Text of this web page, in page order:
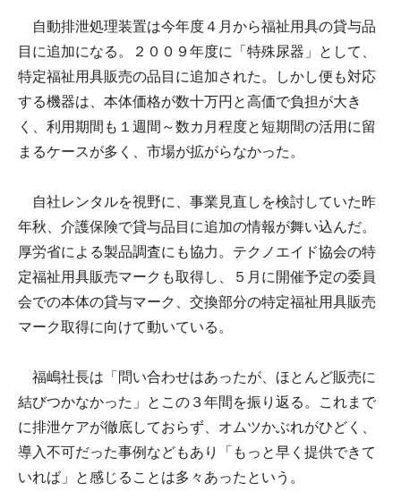
自動排泄処理装置は今年度４月から福祉用具の貸与品
目に追加になる。２００９年度に「特殊尿器」として、
特定福祉用具販売の品目に追加された。しかし便も対応
する機器は、本体価格が数十万円と高価で負担が大き
く、利用期間も１週間～数カ月程度と短期間の活用に留
まるケースが多く、市場が拡がらなかった。
自社レンタルを視野に、事業見直しを検討していた昨
年秋、介護保険で貸与品目に追加の情報が舞い込んだ。
厚労省による製品調査にも協力。テクノエイド協会の特
定福祉用具販売マークも取得し、５月に開催予定の委員
会での本体の貸与マーク、交換部分の特定福祉用具販売
マーク取得に向けて動いている。
福嶋社長は「問い合わせはあったが、ほとんど販売に
結びつかなかった」とこの３年間を振り返る。これまで
に排泄ケアが徹底しておらず、オムツかぶれがひどく、
導入不可だった事例などもあり「もっと早く提供できて
いれば」と感じることは多々あったという。